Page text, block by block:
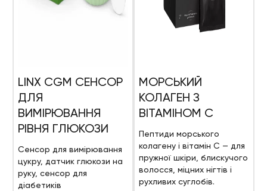
LINX CGM СЕНСОР
ДЛЯ
ВИМІРЮВАННЯ
РІВНЯ ГЛЮКОЗИ
Сенсор для вимірювання
цукру, датчик глюкози на
руку, сенсор для
діабетиків
МОРСЬКИЙ
КОЛАГЕН З
ВІТАМІНОМ С
Пептиди морського
колагену і вітамін С — для
пружної шкіри, блискучого
волосся, міцних нігтів і
рухливих суглобів.